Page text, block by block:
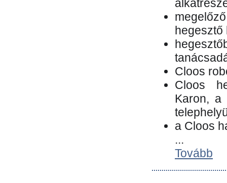
hegesztő
Cloos
Cloos
Karon, a
a Cloos
...
Tovább